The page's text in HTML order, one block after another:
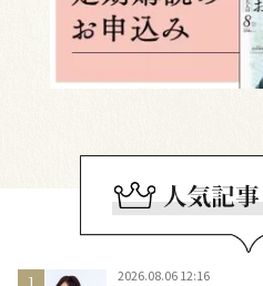
2026.08.06 12:16